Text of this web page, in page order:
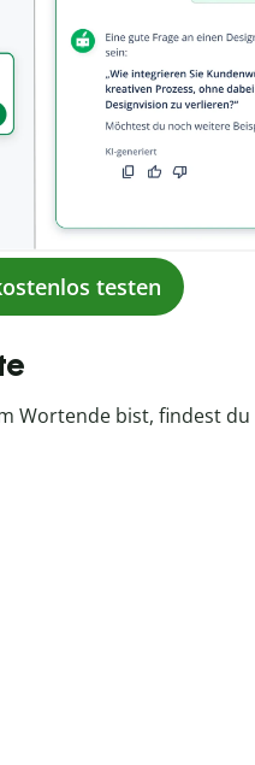
testen
Wortende bist, findest